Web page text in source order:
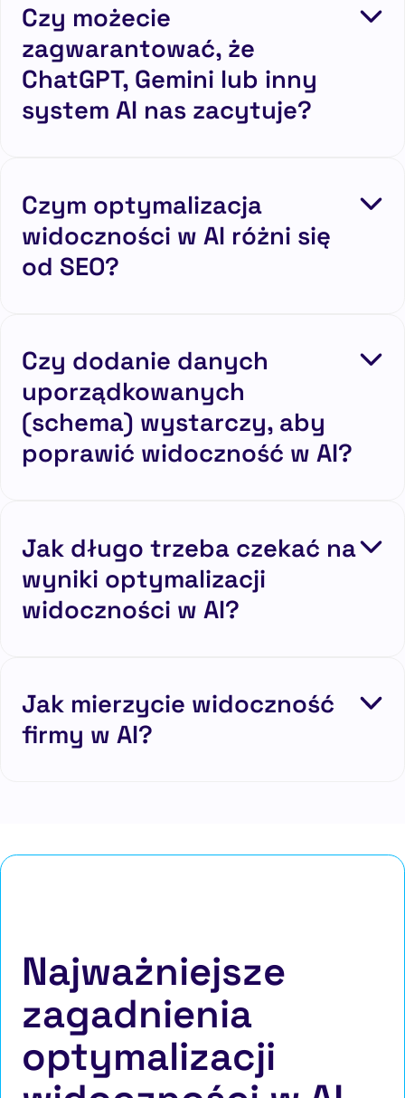
Czy możecie
zagwarantować, że
ChatGPT, Gemini lub inny
system AI nas zacytuje?
Czym optymalizacja
widoczności w AI różni się
od SEO?
Czy dodanie danych
uporządkowanych
(schema) wystarczy, aby
poprawić widoczność w AI?
Jak długo trzeba czekać na
wyniki optymalizacji
widoczności w AI?
Jak mierzycie widoczność
firmy w AI?
Najważniejsze
zagadnienia
optymalizacji